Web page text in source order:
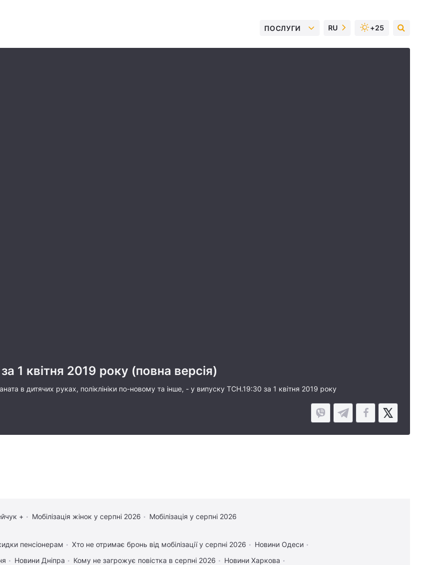
ПОСЛУГИ RU +25
1 квітня 2019 року (повна версія)
в дитячих руках, поліклініки по-новому та інше, - у випуску ТСН.19:30 за 1 квітня 2019 року
+ Мобілізація жінок у серпні 2026 Мобілізація у серпні 2026
пенсіонерам Хто не отримає бронь від мобілізації у серпні 2026
Новини Одеси
Новини Дніпра Кому не загрожує повістка в серпні 2026
Новини Харкова